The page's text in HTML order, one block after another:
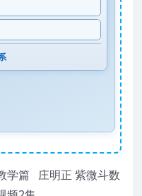
学篇 庄明正 紫微斗数